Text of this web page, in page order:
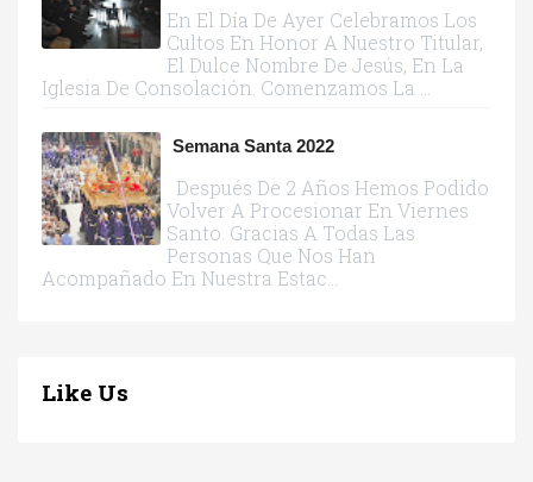
En El Día De Ayer Celebramos Los
Cultos En Honor A Nuestro Titular,
El Dulce Nombre De Jesús, En La
Iglesia De Consolación. Comenzamos La ...
Semana Santa 2022
Después De 2 Años Hemos Podido
Volver A Procesionar En Viernes
Santo. Gracias A Todas Las
Personas Que Nos Han
Acompañado En Nuestra Estac...
Like Us